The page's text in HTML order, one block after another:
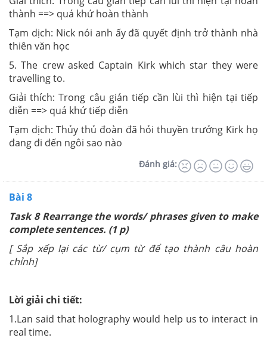
thành ==> quá khứ hoàn thành
Tạm dịch: Nick nói anh ấy đã quyết định trở thành nhà
thiên văn học
5. The crew asked Captain Kirk which star they were
travelling to.
Giải thích: Trong câu gián tiếp cần lùi thì hiện tại tiếp
diễn ==> quá khứ tiếp diễn
Tạm dịch: Thủy thủ đoàn đã hỏi thuyền trưởng Kirk họ
đang đi đến ngôi sao nào
Đánh giá:
Bài 8
Task 8 Rearrange the words/ phrases given to make
complete sentences. (1 p)
[ Sắp xếp lại các từ/ cụm từ để tạo thành câu hoàn
chỉnh]
Lời giải chi tiết:
1.Lan said that holography would help us to interact in
real time.